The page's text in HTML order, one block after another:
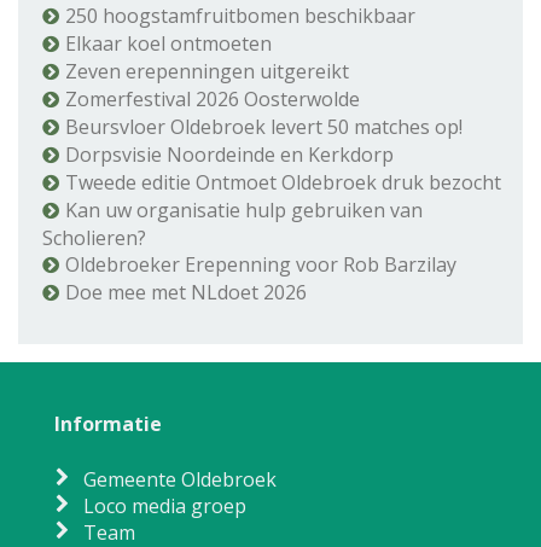
250 hoogstamfruitbomen beschikbaar
Elkaar koel ontmoeten
Zeven erepenningen uitgereikt
Zomerfestival 2026 Oosterwolde
Beursvloer Oldebroek levert 50 matches op!
Dorpsvisie Noordeinde en Kerkdorp
Tweede editie Ontmoet Oldebroek druk bezocht
Kan uw organisatie hulp gebruiken van
Scholieren?
Oldebroeker Erepenning voor Rob Barzilay
Doe mee met NLdoet 2026
Informatie
Gemeente Oldebroek
Loco media groep
Team